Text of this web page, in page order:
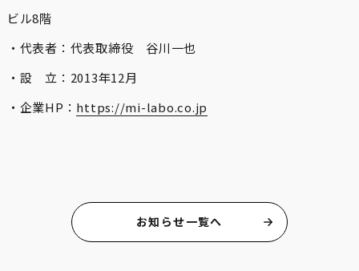
ビル8階
・代表者：代表取締役 谷川一也
・設 立：2013年12月
・企業HP： https://mi-labo.co.jp
お知らせ一覧へ